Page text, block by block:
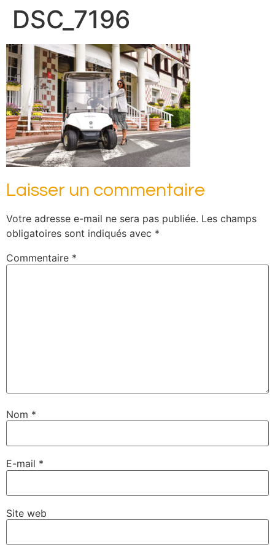
DSC_7196
Laisser un commentaire
Votre adresse e-mail ne sera pas publiée. Les champs
obligatoires sont indiqués avec *
Commentaire *
Nom *
E-mail *
Site web